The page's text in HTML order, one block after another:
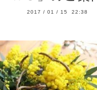
2017 / 01 / 15 22:38